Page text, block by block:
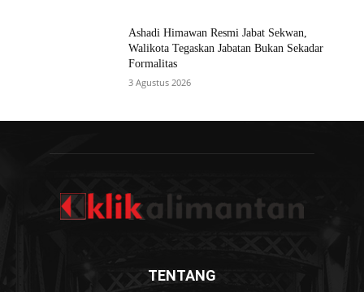
Ashadi Himawan Resmi Jabat Sekwan,
Walikota Tegaskan Jabatan Bukan Sekadar
Formalitas
3 Agustus 2026
TENTANG